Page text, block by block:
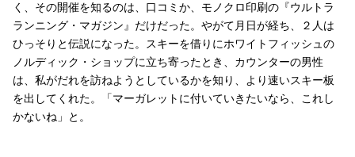
く、その開催を知るのは、口コミか、モノクロ印刷の『ウルトラ
ランニング・マガジン』だけだった。やがて月日が経ち、２人は
ひっそりと伝説になった。スキーを借りにホワイトフィッシュの
ノルディック・ショップに立ち寄ったとき、カウンターの男性
は、私がだれを訪ねようとしているかを知り、より速いスキー板
を出してくれた。「マーガレットに付いていきたいなら、これし
かないね」と。